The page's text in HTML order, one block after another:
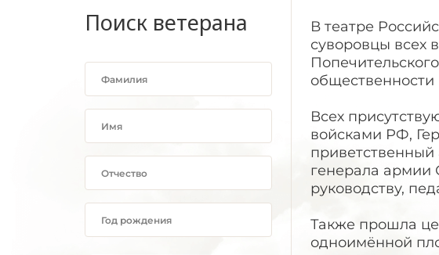
Поиск ветерана
В театре
суворовцы всех
Всех
войсками РФ,
генерала армии
руководству,
Также прошла
одноимённой